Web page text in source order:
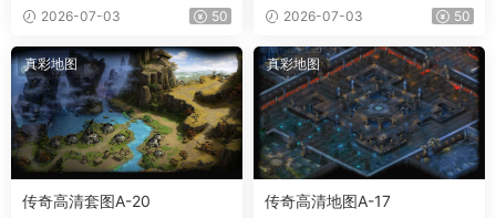
2026-07-03 50 2026-07-03 50
真彩地图
传奇高清套图A-20
真彩地图
传奇高清地图A-17